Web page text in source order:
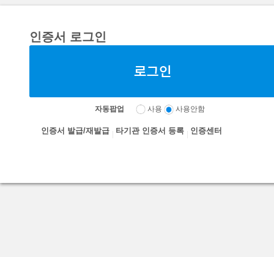
인증서 로그인
자동팝업 사용 사용안함
인증서 발급/재발급 타기관 인증서 등록 인증센터